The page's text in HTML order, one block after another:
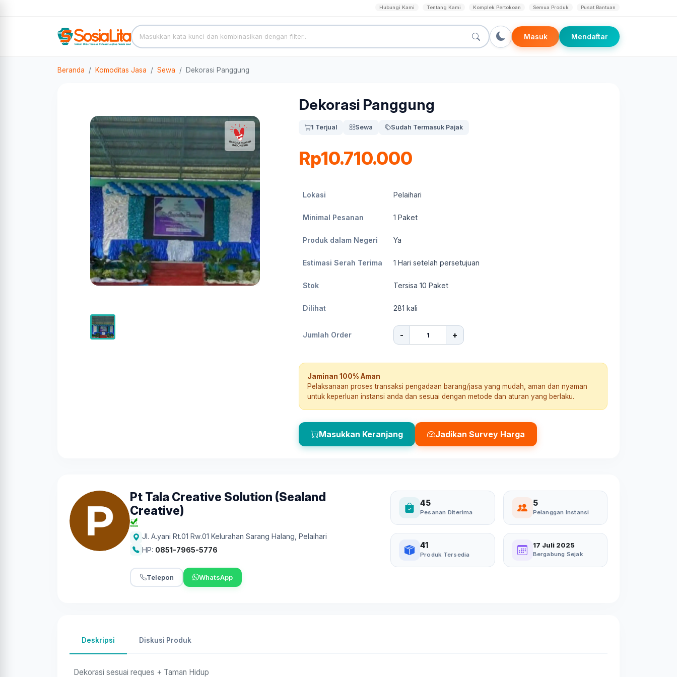
Hubungi Kami Tentang Kami Komplek Pertokoan Semua Produk Pusat Bantuan
Masuk Mendaftar
Beranda Komoditas Jasa Sewa Dekorasi Panggung
Dekorasi Panggung
1 Terjual Sewa Sudah Termasuk Pajak
Rp10.710.000
Lokasi Pelaihari
Minimal Pesanan 1 Paket
Produk dalam Negeri Ya
Estimasi Serah Terima 1 Hari setelah persetujuan
Stok Tersisa 10 Paket
Dilihat 281 kali
Jumlah Order - +
Jaminan 100% Aman
Pelaksanaan proses transaksi pengadaan barang/jasa yang mudah, aman dan nyaman
untuk keperluan instansi anda dan sesuai dengan metode dan aturan yang berlaku.
Masukkan Keranjang Jadikan Survey Harga
Pt Tala Creative Solution (Sealand
Creative)
Jl. A.yani Rt.01 Rw.01 Kelurahan Sarang Halang Pelaihari
HP: 0851-7965-5776
Telepon WhatsApp
45
Pesanan Diterima
5
Pelanggan Instansi
41
Produk Tersedia
17 Juli 2025
Bergabung Sejak
Deskripsi Diskusi Produk
Dekorasi sesuai reques + Taman Hidup